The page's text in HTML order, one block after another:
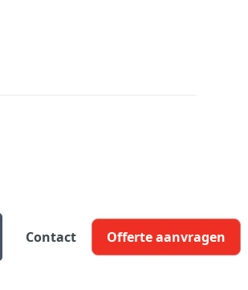
Contact Offerte aanvragen